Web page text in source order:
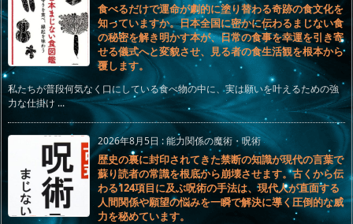
食べるだけで運命が劇的に塗り替わる奇跡の食文化を
知っていますか。日本全国に密かに伝わるまじない食
の秘密を解き明かす本が、日常の食事を幸運を引き寄
せる儀式へと変貌させ、見る者の食生活観を根本から
覆します。
私たちが普段何気なく口にしている食べ物の中に、実は願いを叶えるための強
力な仕掛け ...
2026年8月5日 :能力関係の魔術・呪術
歴史の裏に封印されてきた禁断の知識が現代の言葉で
蘇り読者の常識を根底から崩壊させます。古くから伝
わる124項目に及ぶ呪術の手法は、現代人が直面する
人間関係や願望の悩みを一瞬で解決に導く圧倒的な威
力を秘めています。